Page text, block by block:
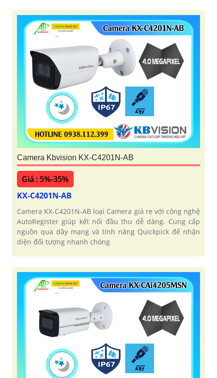
Camera Kbvision KX-C4201N-AB
Giá : 5%-35%
KX-C4201N-AB
Camera KX-C4201N-AB loại Camera giá re với công nghệ
AutoRegister giúp kết nối đầu thu dễ dàng. Cung cấp
nguồn qua dây mạng và tính năng Quickpick để nhận
diện đối tượng nhanh chóng